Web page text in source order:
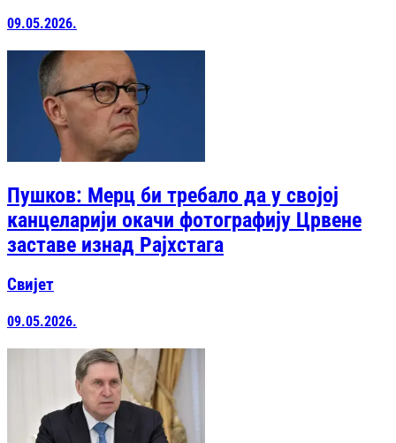
09.05.2026.
Пушков: Мерц би требало да у својој
канцеларији окачи фотографију Црвене
заставе изнад Рајхстага
Свијет
09.05.2026.